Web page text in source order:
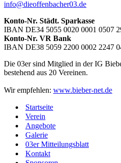
info@dieoffenbacher03.de
Konto-Nr. Städt. Sparkasse
IBAN DE34 5055 0020 0001 0507
Konto-Nr. VR Bank
IBAN DE38 5059 2200 0002 2247
Die 03er sind Mitglied in der IG
bestehend aus 20 Vereinen.
Wir empfehlen: www.bieber-net.de
Startseite
Verein
Angebote
Galerie
03er Mitteilungsblatt
Kontakt